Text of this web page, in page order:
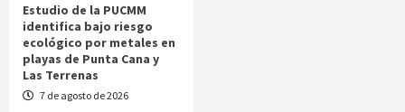
Estudio de la PUCMM
identifica bajo riesgo
ecológico por metales en
playas de Punta Cana y
Las Terrenas
7 de agosto de 2026